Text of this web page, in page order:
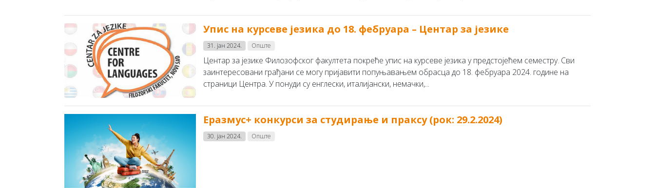
Упис на курсеве језика до 18. фебруара – Центар за језике
31. јан 2024. Опште
Центар за језике Филозофског факултета покреће упис на курсеве језика у предстојећем семестру. Сви
заинтересовани грађани се могу пријавити попуњавањем обрасца до 18. фебруара 2024. године на
страници Центра. У понуди су eнглeски, итaлиjaнски, нeмaчки,...
Еразмус+ конкурси за студирање и праксу (рок: 29.2.2024)
30. јан 2024. Опште